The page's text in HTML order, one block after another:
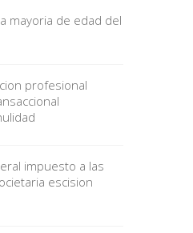
mayoria de edad del
profesional
impuesto a las
escision